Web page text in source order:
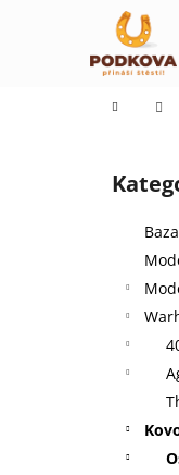
Domů
Přeskočit
kategorie
Zpět
Zpět